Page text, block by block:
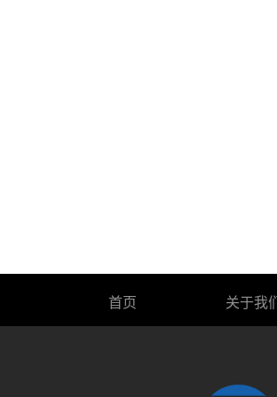
首页 关于我们